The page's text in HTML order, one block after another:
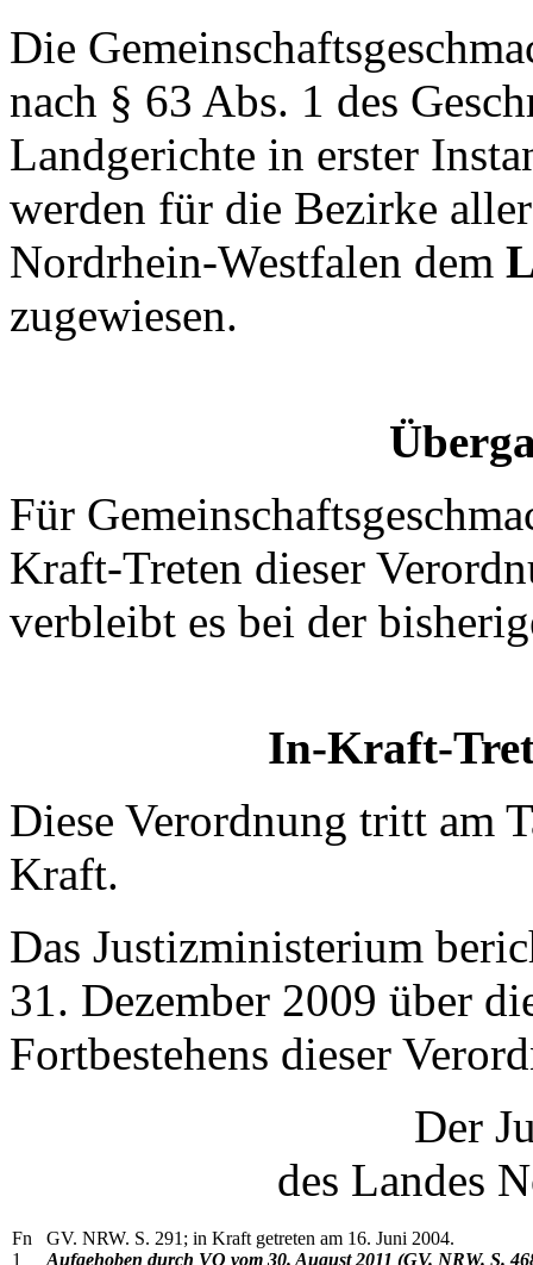
Die
nach § 63 Abs. 1 des
Landgerichte in erster
werden für die Bezirke
Nordrhein-Westfalen dem
zugewiesen.
Für
Kraft-Treten dieser
verbleibt es bei der
In-Kraft-
Diese Verordnung tritt am
Kraft.
Das Justizministerium
31. Dezember 2009 über
Fortbestehens dieser
Der
des Landes
Fn
1
GV. NRW. S. 291; in Kraft getreten am 16. Juni 2004.
Aufgehoben durch VO vom 30. August 2011 (GV. NRW. S.